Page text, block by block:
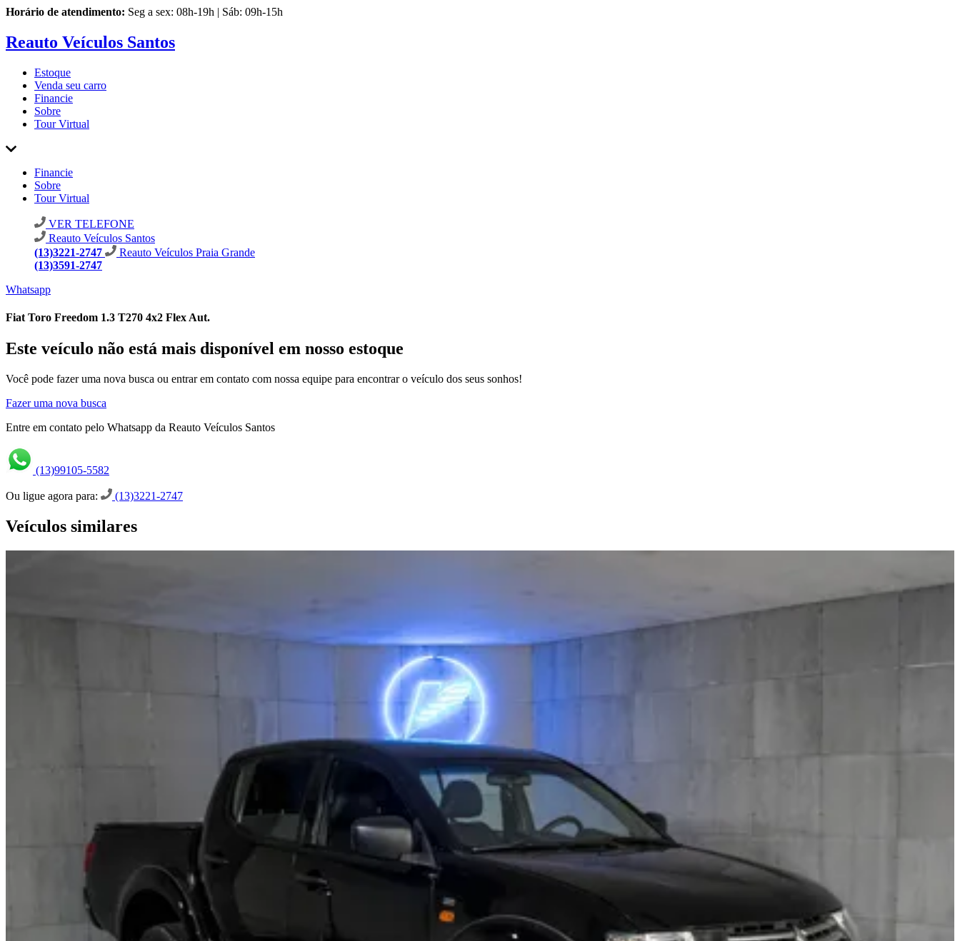
Horário de atendimento: Seg a sex: 08h-19h | Sáb: 09h-15h
Reauto Veículos Santos
Estoque
Venda seu carro
Financie
Sobre
Tour Virtual
Financie
Sobre
Tour Virtual
VER TELEFONE
Reauto Veículos Santos
(13)3221-2747
Reauto Veículos Praia Grande
(13)3591-2747
Whatsapp
Fiat Toro Freedom 1.3 T270 4x2 Flex Aut.
Este veículo não está mais disponível em nosso estoque
Você pode fazer uma nova busca ou entrar em contato com nossa equipe para encontrar o veículo dos seus sonhos!
Fazer uma nova busca
Entre em contato pelo Whatsapp da Reauto Veículos Santos
(13)99105-5582
Ou ligue agora para: (13)3221-2747
Veículos similares